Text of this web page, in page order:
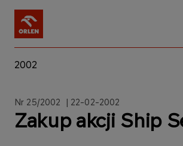
2002
Nr 25/2002 | 22-02-2002
Zakup akcji Ship